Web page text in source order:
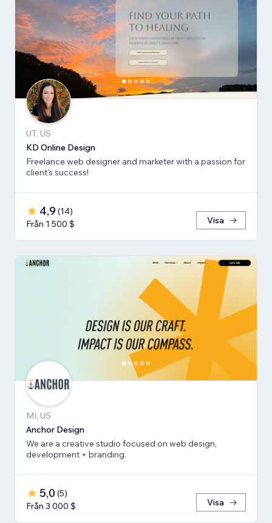
UT, US
KD Online Design
Freelance web designer and marketer with a passion for
client's success!
4,9 (14)
Från 1 500 $
Visa
MI, US
Anchor Design
We are a creative studio focused on web design,
development + branding.
5,0 (5)
Från 3 000 $
Visa